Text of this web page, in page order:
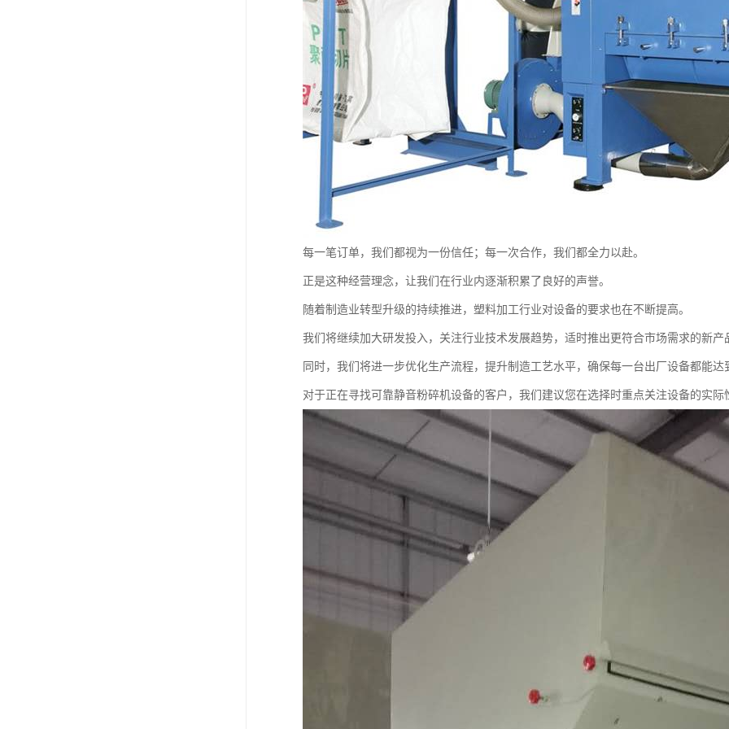
每一笔订单，我们都视为一份信任；每一次合作，我们都全力以赴。
正是这种经营理念，让我们在行业内逐渐积累了良好的声誉。
随着制造业转型升级的持续推进，塑料加工行业对设备的要求也在不断提高。
我们将继续加大研发投入，关注行业技术发展趋势，适时推出更符合市场需求的新产
同时，我们将进一步优化生产流程，提升制造工艺水平，确保每一台出厂设备都能达
对于正在寻找可靠静音粉碎机设备的客户，我们建议您在选择时重点关注设备的实